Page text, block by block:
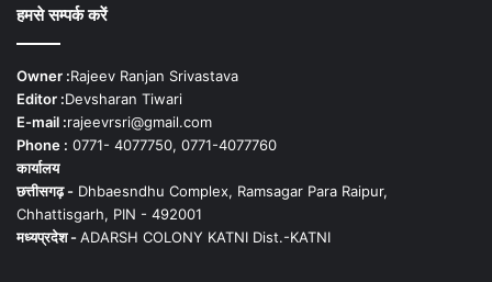
हमसे सम्पर्क करें
Owner :Rajeev Ranjan Srivastava
Editor :Devsharan Tiwari
E-mail :rajeevrsri@gmail.com
Phone : 0771- 4077750, 0771-4077760
कार्यालय
छत्तीसगढ़ - Dhbaesndhu Complex, Ramsagar Para Raipur,
Chhattisgarh, PIN - 492001
मध्यप्रदेश -ADARSH COLONY KATNI Dist.-KATNI